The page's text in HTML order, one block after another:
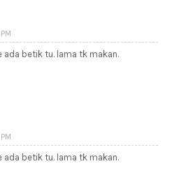
ada betik tu. lama tk makan.
ada betik tu. lama tk makan.